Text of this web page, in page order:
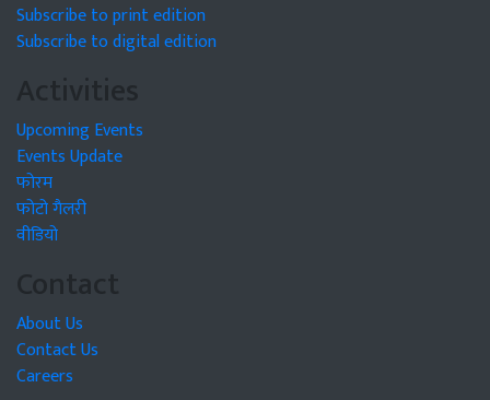
Subscribe to print edition
Subscribe to digital edition
Activities
Upcoming Events
Events Update
फोरम
फोटो गैलरी
वीडियो
Contact
About Us
Contact Us
Careers